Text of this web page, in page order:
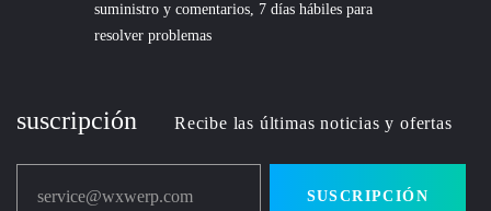
suministro y comentarios, 7 días hábiles para
resolver problemas
suscripción Recibe las últimas noticias y ofertas
service@wxwerp.com SUSCRIPCIÓN